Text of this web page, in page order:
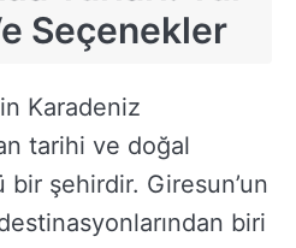
Seçenekler
Karadeniz
tarihi ve doğal
şehirdir. Giresun’un
biri